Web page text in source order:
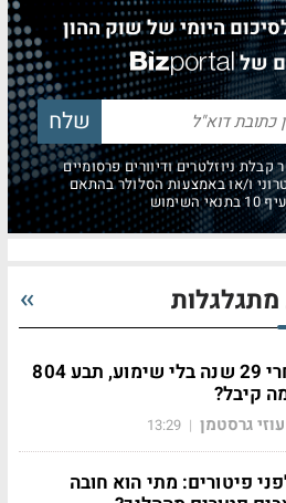
היומי של שוק ההון
של
ניוזלטרים ודיוורים פרסומיים
ו/או באמצעות הסלולר בהתאם
מתגלגלות
פוטר אחרי 29 שנה בלי שימוע, תבע 804
קיבל?
עוזי גרסטמן |
13:29
פיטורים: מתי הוא חובה